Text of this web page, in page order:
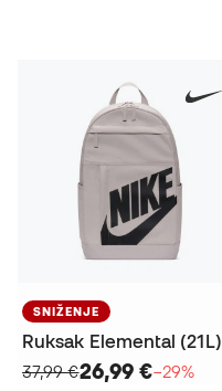
SNIŽENJE
Ruksak Elemental (21L)
37,99 €26,99 €−29%